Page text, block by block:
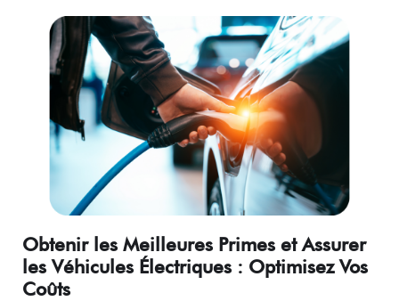
Obtenir les Meilleures Primes et Assurer
les Véhicules Électriques : Optimisez Vos
Coûts